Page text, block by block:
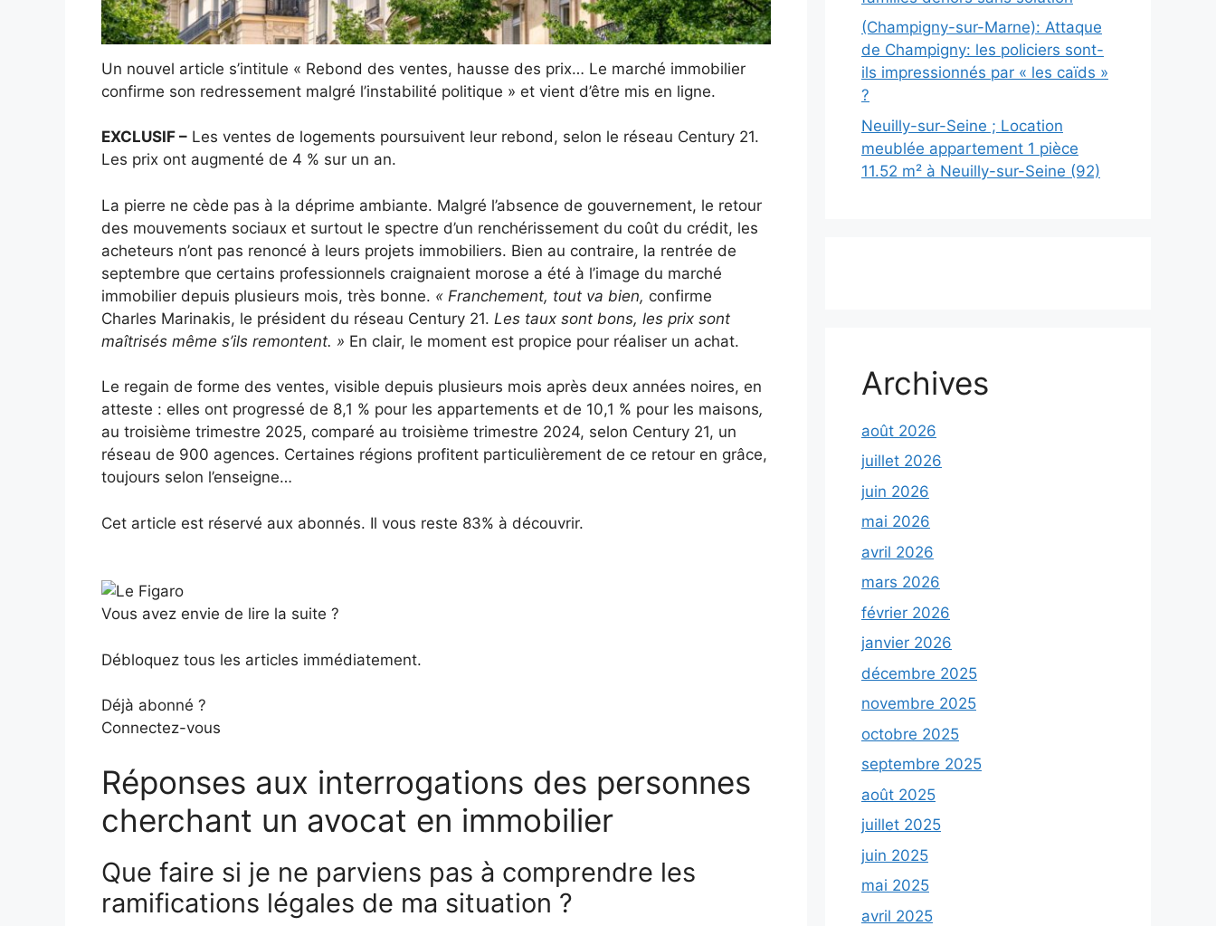
Un nouvel article s’intitule « Rebond des ventes, hausse des prix… Le marché immobilier
confirme son redressement malgré l’instabilité politique » et vient d’être mis en ligne.
EXCLUSIF – Les ventes de logements poursuivent leur rebond, selon le réseau Century 21.
Les prix ont augmenté de 4 % sur un an.
La pierre ne cède pas à la déprime ambiante. Malgré l’absence de gouvernement, le retour
des mouvements sociaux et surtout le spectre d’un renchérissement du coût du crédit, les
acheteurs n’ont pas renoncé à leurs projets immobiliers. Bien au contraire, la rentrée de
septembre que certains professionnels craignaient morose a été à l’image du marché
immobilier depuis plusieurs mois, très bonne. « Franchement, tout va bien, confirme
Charles Marinakis, le président du réseau Century 21. Les taux sont bons, les prix sont
maîtrisés même s’ils remontent. » En clair, le moment est propice pour réaliser un achat.
Le regain de forme des ventes, visible depuis plusieurs mois après deux années noires, en
atteste : elles ont progressé de 8,1 % pour les appartements et de 10,1 % pour les maisons,
au troisième trimestre 2025, comparé au troisième trimestre 2024, selon Century 21, un
réseau de 900 agences. Certaines régions profitent particulièrement de ce retour en grâce,
toujours selon l’enseigne…
Cet article est réservé aux abonnés. Il vous reste 83% à découvrir.
Vous avez envie de lire la suite ?
Débloquez tous les articles immédiatement.
Déjà abonné ?
Connectez-vous
Réponses aux interrogations des personnes
cherchant un avocat en immobilier
Que faire si je ne parviens pas à comprendre les
ramifications légales de ma situation ?
(Champigny-sur-Marne): Attaque
de Champigny: les policiers sont-
ils impressionnés par « les caïds »
?
Neuilly-sur-Seine ; Location
meublée appartement 1 pièce
11.52 m² à Neuilly-sur-Seine (92)
Archives
août 2026
juillet 2026
juin 2026
mai 2026
avril 2026
mars 2026
février 2026
janvier 2026
décembre 2025
novembre 2025
octobre 2025
septembre 2025
août 2025
juillet 2025
juin 2025
mai 2025
avril 2025